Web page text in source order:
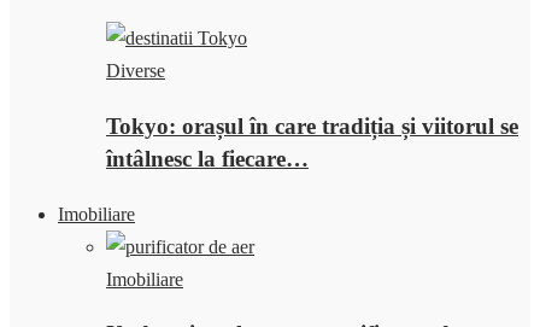
Diverse
Tokyo: orașul în care tradiția și viitorul se
întâlnesc la fiecare…
Imobiliare
Imobiliare